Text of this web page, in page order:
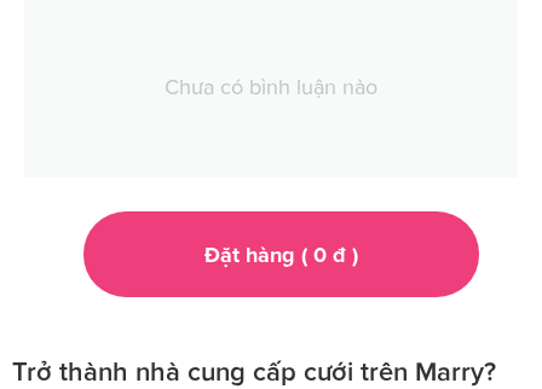
Chưa có bình luận nào
Đặt hàng ( 0đ )
Trở thành nhà cung cấp cưới trên Marry?